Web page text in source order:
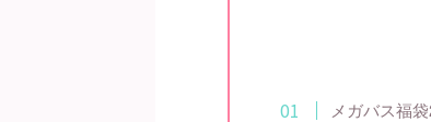
メガバス福